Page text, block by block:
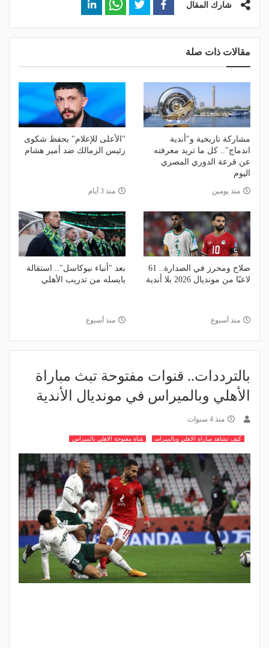
شارك المقال
مقالات ذات صلة
مشاركة تاريخية و"أندية
اندماج".. كل ما تريد معرفته
عن قرعة الدوري المصري
اليوم
منذ يومين
"الأعلى للإعلام" يحفظ شكوى
رئيس الزمالك ضد أمير هشام
منذ 3 أيام
صلاح ومحرز في الصدارة.. 61
لاعبًا من مونديال 2026 بلا أندية
منذ أسبوع
بعد "أنباء نيوكاسل".. استقالة
يايسله من تدريب الأهلي
منذ أسبوع
بالترددات.. قنوات مفتوحة تبث مباراة
الأهلي وبالميراس في مونديال الأندية
منذ 4 سنوات
كيف تشاهد مباراة الاهلي وبالميراس قناة مفتوحة الاهلي بالميراس